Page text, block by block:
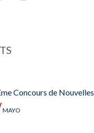
Concours de Nouvelles
MAYO